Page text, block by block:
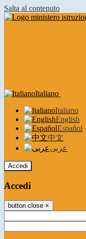
Salta al contenuto
Italiano
Italiano
English
Español
中文
عربى
Accedi
Accedi
button close ×